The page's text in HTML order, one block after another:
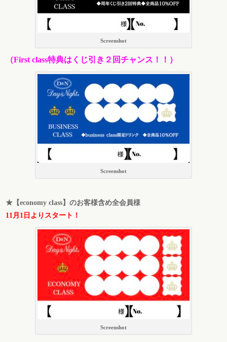
Screenshot
（First class特典はくじ引き２回チャンス！！）
Screenshot
★【economy class】のお客様含め全会員様
11月1日よりスタート！
Screenshot